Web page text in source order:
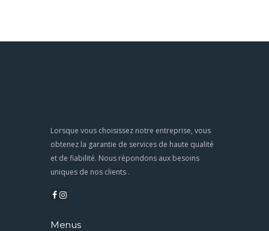
Lorsque vous choisissez notre entreprise, vous
obtenez la garantie de services de haute qualité
et de fiabilité. Nous répondons aux besoins
uniques de nos clients .
Menus